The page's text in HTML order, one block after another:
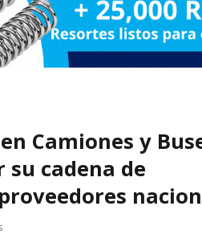
Camiones y
cadena de